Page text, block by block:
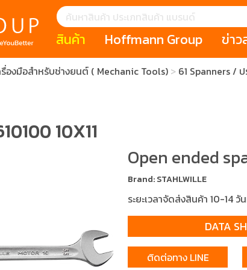
สินค้า
แนะนำ
มีดคัตเตอร์นิรภัย (safety cutter)
Mechanic Tools)
ประเภท
1 Mono machining / เครื่องมือใช้
2 Modular
Hoffmann Group
HOFFMANN GROUP STORY HOLEX
ข่าว
บทความ เหตุการณ์
รื่องมือสำหรับช่างยนต์ ( Mechanic Tools) 61 Spanners / ป
10X11
Open ended
Brand: STAHLWILLE
ระยะเวลาจัดส่งสินค้า 10-14 วั
DATA
ติดต่อทาง LINE